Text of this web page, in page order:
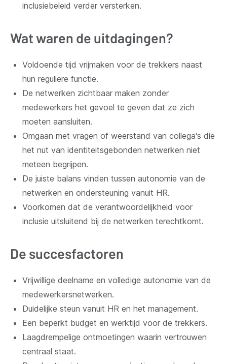
inclusiebeleid verder versterken.
Wat waren de uitdagingen?
Voldoende tijd vrijmaken voor de trekkers naast
hun reguliere functie.
De netwerken zichtbaar maken zonder
medewerkers het gevoel te geven dat ze zich
moeten aansluiten.
Omgaan met vragen of weerstand van collega's die
het nut van identiteitsgebonden netwerken niet
meteen begrijpen.
De juiste balans vinden tussen autonomie van de
netwerken en ondersteuning vanuit HR.
Voorkomen dat de verantwoordelijkheid voor
inclusie uitsluitend bij de netwerken terechtkomt.
De succesfactoren
Vrijwillige deelname en volledige autonomie van de
medewerkersnetwerken.
Duidelijke steun vanuit HR en het management.
Een beperkt budget en werktijd voor de trekkers.
Laagdrempelige ontmoetingen waarin vertrouwen
centraal staat.